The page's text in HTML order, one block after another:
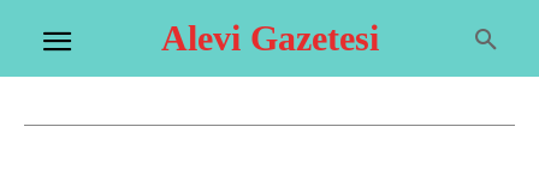
Alevi Gazetesi